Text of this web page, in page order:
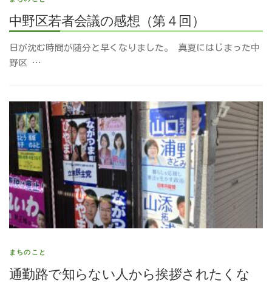
中野区若者会議の感想（第４回）
日が沈む時間が随分と早くなりました。 真夏にはじまった中
野区 …
まちのこと
通勤路で知らない人から挨拶されたくな